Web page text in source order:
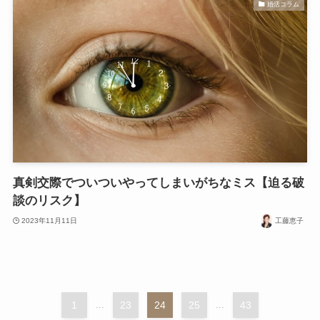
婚活コラム
真剣交際でついついやってしまいがちなミス【迫る破
談のリスク】
2023年11月11日 工藤恵子
1 23 24 25 43